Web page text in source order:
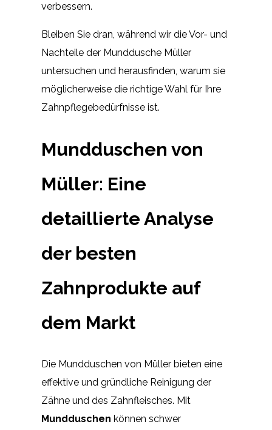
verbessern.
Bleiben Sie dran, während wir die Vor- und
Nachteile der Munddusche Müller
untersuchen und herausfinden, warum sie
möglicherweise die richtige Wahl für Ihre
Zahnpflegebedürfnisse ist.
Mundduschen von
Müller: Eine
detaillierte Analyse
der besten
Zahnprodukte auf
dem Markt
Die Mundduschen von Müller bieten eine
effektive und gründliche Reinigung der
Zähne und des Zahnfleisches. Mit
Mundduschen können schwer